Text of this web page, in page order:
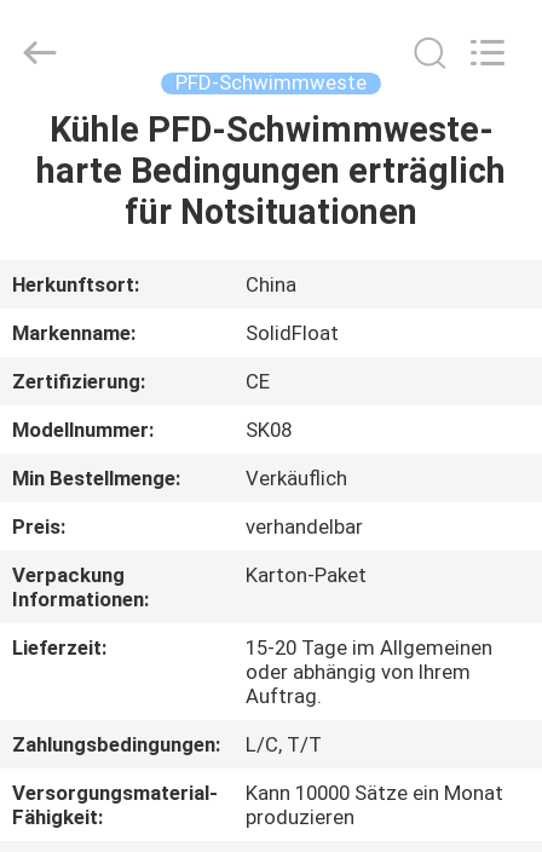
HAUSE
ÜBER
UNS
WERKSBESICHTIGUNG
QUALITÄTSKONTROLLE
KONTAKT
MIT
NEUIGKEITEN
BITTE UM
Industries
Inc..
PFD-Schwimmweste
Kühle PFD-Schwimmweste-
harte Bedingungen erträglich
für Notsituationen
Herkunftsort:
China
Markenname:
SolidFloat
Zertifizierung:
CE
Modellnummer:
SK08
Min Bestellmenge:
Verkäuflich
Preis:
verhandelbar
Verpackung
Informationen:
Karton-Paket
Lieferzeit:
15-20 Tage im Allgemeinen
oder abhängig von Ihrem
Auftrag.
Zahlungsbedingungen:
L/C, T/T
Versorgungsmaterial-
Fähigkeit:
Kann 10000 Sätze ein Monat
produzieren